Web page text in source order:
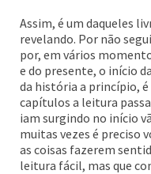
Assim, é um daqueles
revelando. Por não
por, em vários
e do presente, o início
da história a princípio,
capítulos a leitura
iam surgindo no início
muitas vezes é preciso
as coisas fazerem
leitura fácil, mas que